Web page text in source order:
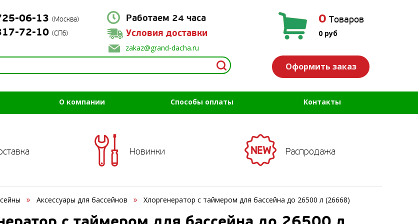
06-13 (Москва)
72-10 (СПб)
Работаем 24 часа
Условия доставки
zakaz@grand-dacha.ru
0 Товаров
0 руб
Оформить заказ
О компании Способы оплаты Контакты
Новинки Распродажа
Аксессуары для бассейнов Хлоргенератор с таймером для бассейна до 26500 л (26668)